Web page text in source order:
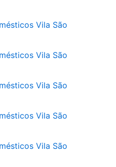
Vila São
Vila São
Vila São
Vila São
Vila São